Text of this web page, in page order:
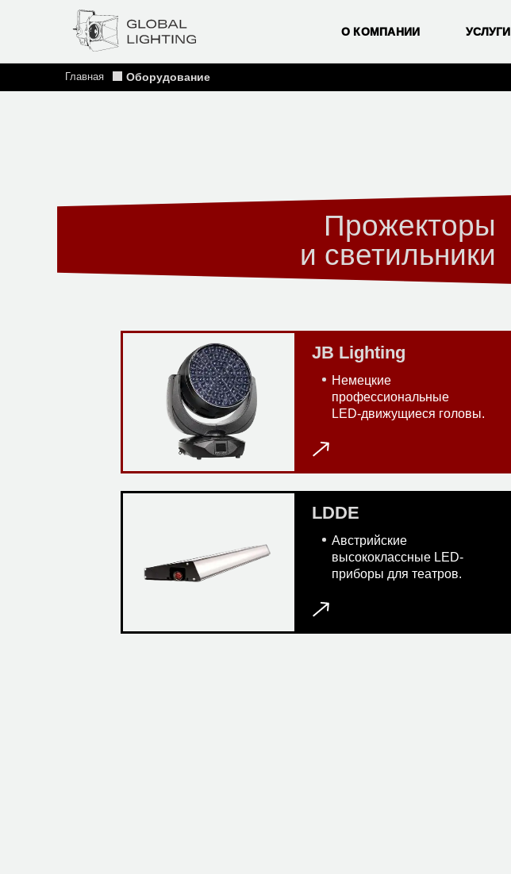
О КОМПАНИИ УСЛУГИ
Главная Оборудование
Прожекторы
и светильники
JB Lighting
Немецкие
профессиональные
LED‑движущиеся головы.
LDDE
Австрийские
высококлассные LED-
приборы для театров.